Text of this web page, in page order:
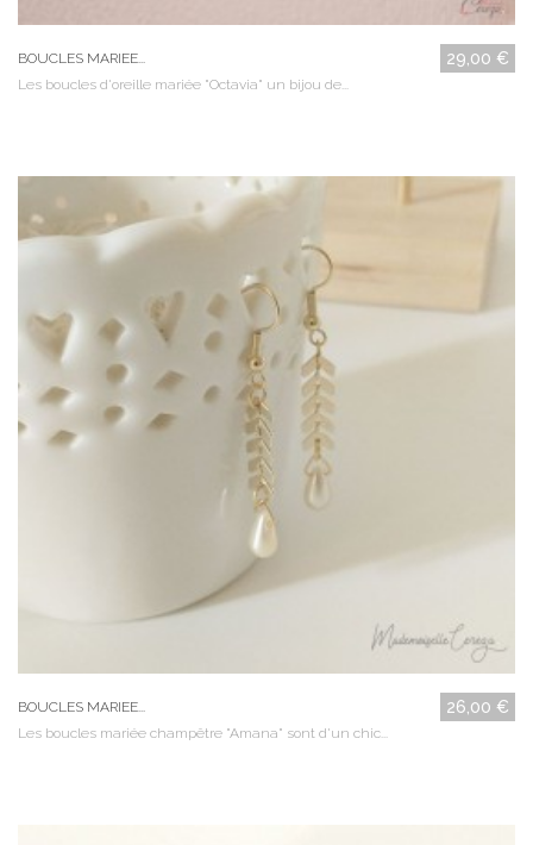
BOUCLES MARIEE... 29,00 €
Les boucles d'oreille mariée "Octavia" un bijou de...
BOUCLES MARIEE... 26,00 €
Les boucles mariée champêtre "Amana" sont d'un chic...